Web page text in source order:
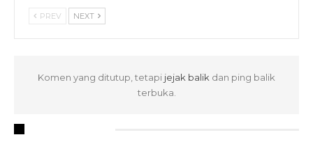
PREV NEXT
Komen yang ditutup, tetapi jejak balik dan ping balik
terbuka.